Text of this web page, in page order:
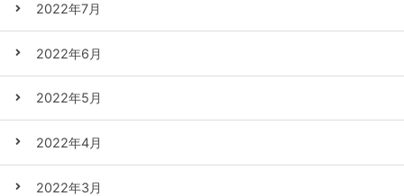
2022年7月
2022年6月
2022年5月
2022年4月
2022年3月